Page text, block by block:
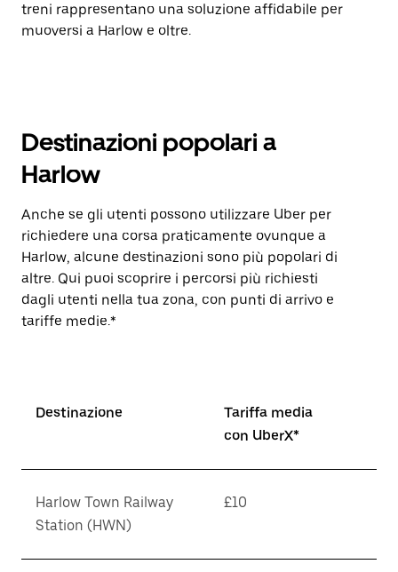
treni rappresentano una soluzione affidabile per
muoversi a Harlow e oltre.
Destinazioni popolari a
Harlow
Anche se gli utenti possono utilizzare Uber per
richiedere una corsa praticamente ovunque a
Harlow, alcune destinazioni sono più popolari di
altre. Qui puoi scoprire i percorsi più richiesti
dagli utenti nella tua zona, con punti di arrivo e
tariffe medie.*
Destinazione
Tariffa media
con UberX*
Harlow Town Railway
Station (HWN)
£10